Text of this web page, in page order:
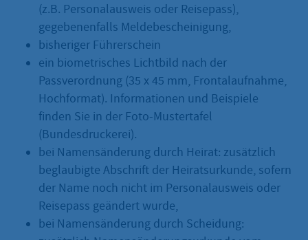
(z.B. Personalausweis oder Reisepass),
gegebenenfalls Meldebescheinigung,
bisheriger Führerschein
ein biometrisches Lichtbild nach der
Passverordnung (35 x 45 mm, Frontalaufnahme,
Hochformat). Informationen und Beispiele
finden Sie in der Foto-Mustertafel
(Bundesdruckerei).
bei Namensänderung durch Heirat: zusätzlich
beglaubigte Abschrift der Heiratsurkunde, sofern
der Name noch nicht im Personalausweis oder
Reisepass geändert wurde,
bei Namensänderung durch Scheidung: